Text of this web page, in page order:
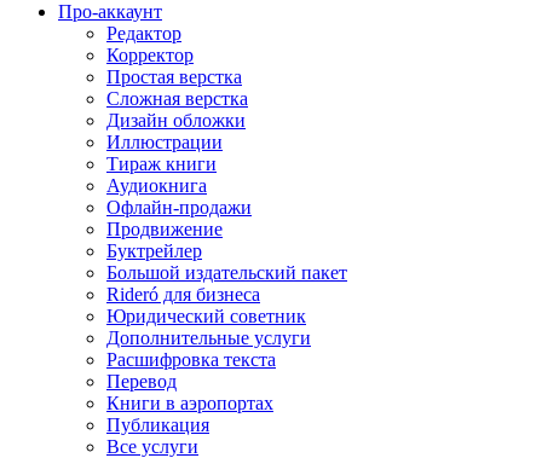
Про-аккаунт
Редактор
Корректор
Простая верстка
Сложная верстка
Дизайн обложки
Иллюстрации
Тираж книги
Аудиокнига
Офлайн-продажи
Продвижение
Буктрейлер
Большой издательский пакет
Rideró для бизнеса
Юридический советник
Дополнительные услуги
Расшифровка текста
Перевод
Книги в аэропортах
Публикация
Все услуги